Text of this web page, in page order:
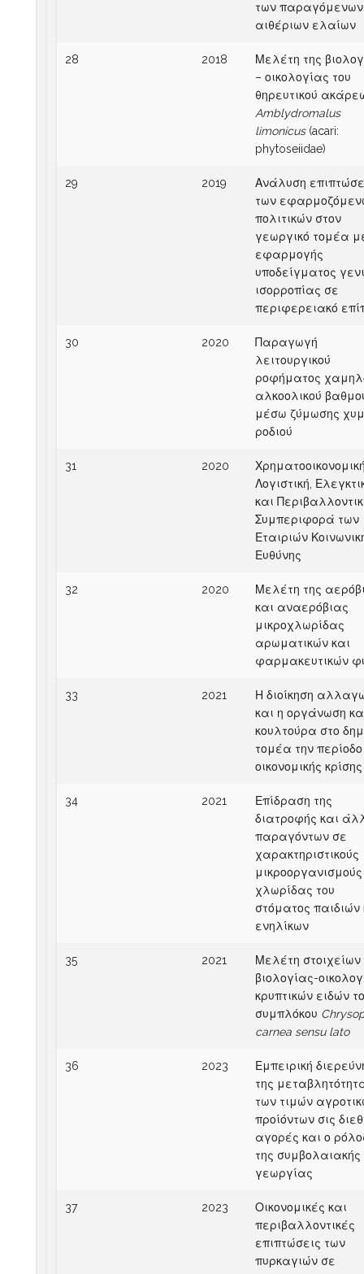
των παραγόμενων
αιθέριων ελαίων
28 2018
Μελέτη της
– οικολογίας του
θηρευτικού
Amblydromalus
limonicus (acari:
phytoseiidae)
29 2019
Ανάλυση
των
πολιτικών στον
γεωργικό τομέα
εφαρμογής
υποδείγματος
ισορροπίας σε
περιφερειακό
30 2020
Παραγωγή
λειτουργικού
ροφήματος
αλκοολικού
μέσω ζύμωσης
ροδιού
31 2020
Λογιστική,
και
Συμπεριφορά των
Εταιριών
Ευθύνης
32 2020
Μελέτη της
και αναερόβιας
μικροχλωρίδας
αρωματικών και
φαρμακευτικών
33 2021
Η διοίκηση
και η οργάνωση
κουλτούρα στο
τομέα την περίοδο
οικονομικής κρίσης
34 2021
Επίδραση της
διατροφής και
παραγόντων σε
χαρακτηριστικούς
μικροοργανισμούς
χλωρίδας του
στόματος παιδιών
ενηλίκων
35 2021
Μελέτη στοιχείων
βιολογίας-
κρυπτικών ειδών
συμπλόκου
carnea sensu lato
36 2023
Εμπειρική
της
των τιμών
προίόντων σις
αγορές και ο
της συμβολαιακής
γεωργίας
37 2023
Οικονομικές και
περιβαλλοντικές
επιπτώσεις των
πυρκαγιών σε